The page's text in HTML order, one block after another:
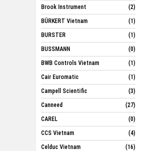
Brook Instrument
(2)
BÜRKERT Vietnam
(1)
BURSTER
(1)
BUSSMANN
(0)
BWB Controls Vietnam
(1)
Cair Euromatic
(1)
Campell Scientific
(3)
Canneed
(27)
CAREL
(0)
CCS Vietnam
(4)
Celduc Vietnam
(16)